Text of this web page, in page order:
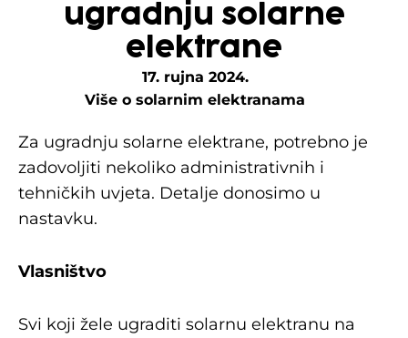
ugradnju solarne
elektrane
17. rujna 2024.
Više o solarnim elektranama
Za ugradnju solarne elektrane, potrebno je
zadovoljiti nekoliko administrativnih i
tehničkih uvjeta. Detalje donosimo u
nastavku.
Vlasništvo
Svi koji žele ugraditi solarnu elektranu na